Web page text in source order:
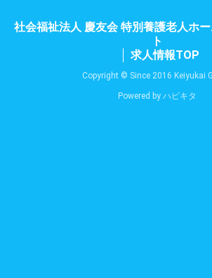
社会福祉法人 慶友会 特別養護老人ホ
ト
求人情報TOP
Copyright © Since 2016 Keiyukai
Powered by ハピキタ